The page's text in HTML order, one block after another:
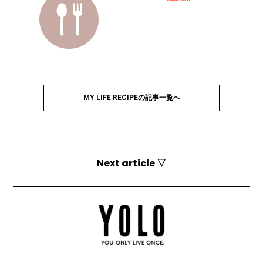
MY LIFE RECIPEの記事一覧へ
Next article ▽